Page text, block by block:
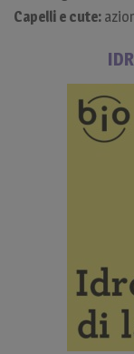
Capelli e cute: